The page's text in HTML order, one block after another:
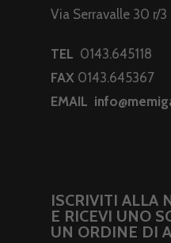
Via Serravalle 30 r/3
TEL 0143.645118
FAX 0143.645367
EMAIL
ISCRIVITI ALLA
E RICEVI UNO
UN ORDINE DI